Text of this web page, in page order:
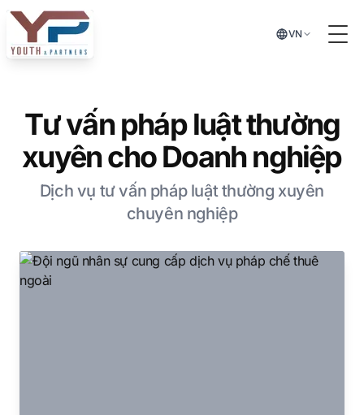
Chuyển đến nội dung chính
VN
Tư vấn pháp luật thường
xuyên cho Doanh nghiệp
Dịch vụ tư vấn pháp luật thường xuyên
chuyên nghiệp